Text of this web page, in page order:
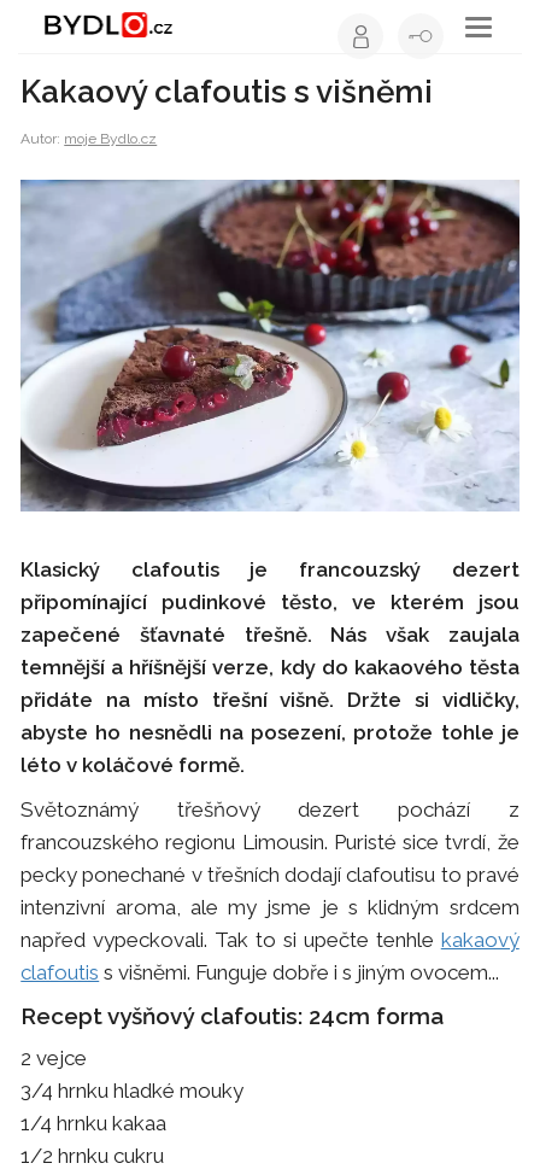
Toggle
Kakaový clafoutis s višněmi
Autor: moje Bydlo.cz
Klasický clafoutis je francouzský dezert
připomínající pudinkové těsto, ve kterém jsou
zapečené šťavnaté třešně. Nás však zaujala
temnější a hříšnější verze, kdy do kakaového těsta
přidáte na místo třešní višně. Držte si vidličky,
abyste ho nesnědli na posezení, protože tohle je
léto v koláčové formě.
Světoznámý třešňový dezert pochází z
francouzského regionu Limousin. Puristé sice tvrdí, že
pecky ponechané v třešních dodají clafoutisu to pravé
intenzivní aroma, ale my jsme je s klidným srdcem
napřed vypeckovali. Tak to si upečte tenhle kakaový
clafoutis s višněmi. Funguje dobře i s jiným ovocem...
Recept vyšňový clafoutis: 24cm forma
2 vejce
3/4 hrnku hladké mouky
1/4 hrnku kakaa
1/2 hrnku cukru